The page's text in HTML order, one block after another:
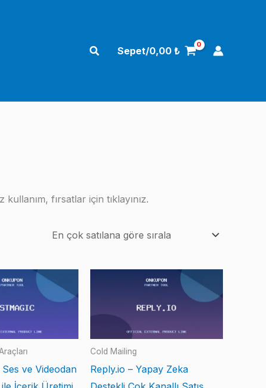
AramaSepet/0,00 ₺
fırsatlar için tıklayınız.
ve Videodan
Cold Mailing
Reply.io – Yapay Zeka